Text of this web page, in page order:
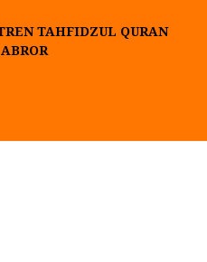
TAHFIDZUL QURAN